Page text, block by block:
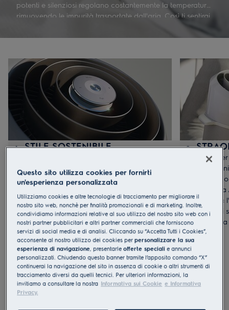
potenti e silenziosi regolano costantemente la temperatura,
rimuovendo le impurità trasportate dall'aria. Così ti sentirai
1 STILE SOSTENIBILE
gli ambienti domestici garantendo al tempo
stesso un flusso d'aria più omogeneo. In
aggiunta, utilizza un gas più rispettoso
dell'ambiente, chiamato R290. Il risultato?
Un condizionatore maggiormente
ecologico che non scende a compromessi
sull'efficacia di raffreddamento o di
riscaldamento.
2
giocare
Il
indiretto:
prima di
modo
Questo sito utilizza cookies per fornirti
un'esperienza personalizzata
Utilizziamo cookies e altre tecnologie di tracciamento per migliorare il
nostro sito web, nonchè per finalità promozionali e di marketing. Inoltre,
condividiamo informazioni relative al suo utilizzo del nostro sito web con i
nostri partner pubblicitari e altri partner commerciali che forniscono
servizi di social media e di analisi. Cliccando su “Accetta Tutti i Cookies”,
acconsente al nostro utilizzo dei cookies perpersonalizzare la sua
esperienza di navigazione, presentarleofferte speciali e annunci
personalizzati. Chiudendo questo banner tramite l’apposito comando “X”
continuerai la navigazione del sito in assenza di cookie o altri strumenti di
tracciamento diversi da quelli tecnici. Per ulteriori informazioni, la
invitiamo a consultare la nostra Informativa sui Cookie e Informativa
Privacy.